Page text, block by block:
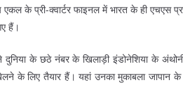
एकल के प्री-क्वार्टर फाइनल में भारत के ही
हैं।
के छठे नंबर के खिलाड़ी इंडोनेशिया के
के लिए तैयार हैं। यहां उनका मुकाबला जापान